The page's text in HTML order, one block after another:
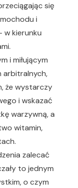
się
i
w kierunku
i miłującym
arbitralnych,
że wystarczy
i wskazać
warzywną, a
witamin,
zalecać
to jednym
o czym